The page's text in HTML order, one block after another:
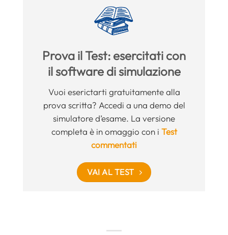
Prova il Test: esercitati con
il software di simulazione
Vuoi eserictarti gratuitamente alla
prova scritta? Accedi a una demo del
simulatore d’esame. La versione
completa è in omaggio con i Test
commentati
VAI AL TEST